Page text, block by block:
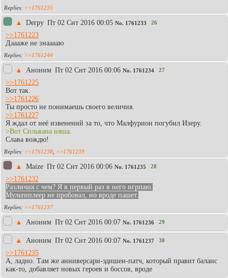
>>1761235
▲ Derpy Пт 02 Снт 2016 00:05 No. 1761233 26
>>1761223
Даааже не знааааю
>>1761244
▲ Аноним Пт 02 Снт 2016 00:06 No. 1761234 27
>>1761225
Вот так.
>>1761226
Ты просто не понимаешь своего величия.
>>1761227
Я ждал от неё извенений за то, что Малфурион погубил Изеру.
>Вот Сильвана няша.
Слава вождю!
>>1761238 >>1761239
▲ Maize Пт 02 Снт 2016 00:06 No. 1761235 28
>>1761232
Различия с чем? Я в первый раз в него игрпаю.
Мультиплеер не пробовал, но вроде пашет.
>>1761237
▲ Аноним Пт 02 Снт 2016 00:07 No. 1761236 29
▲ Аноним Пт 02 Снт 2016 00:07 No. 1761237 30
>>1761235
А, ладно. Там же анниверсари-эдишен-патч, который правит баланс
как-то, добавляет новых героев и боссов, вроде